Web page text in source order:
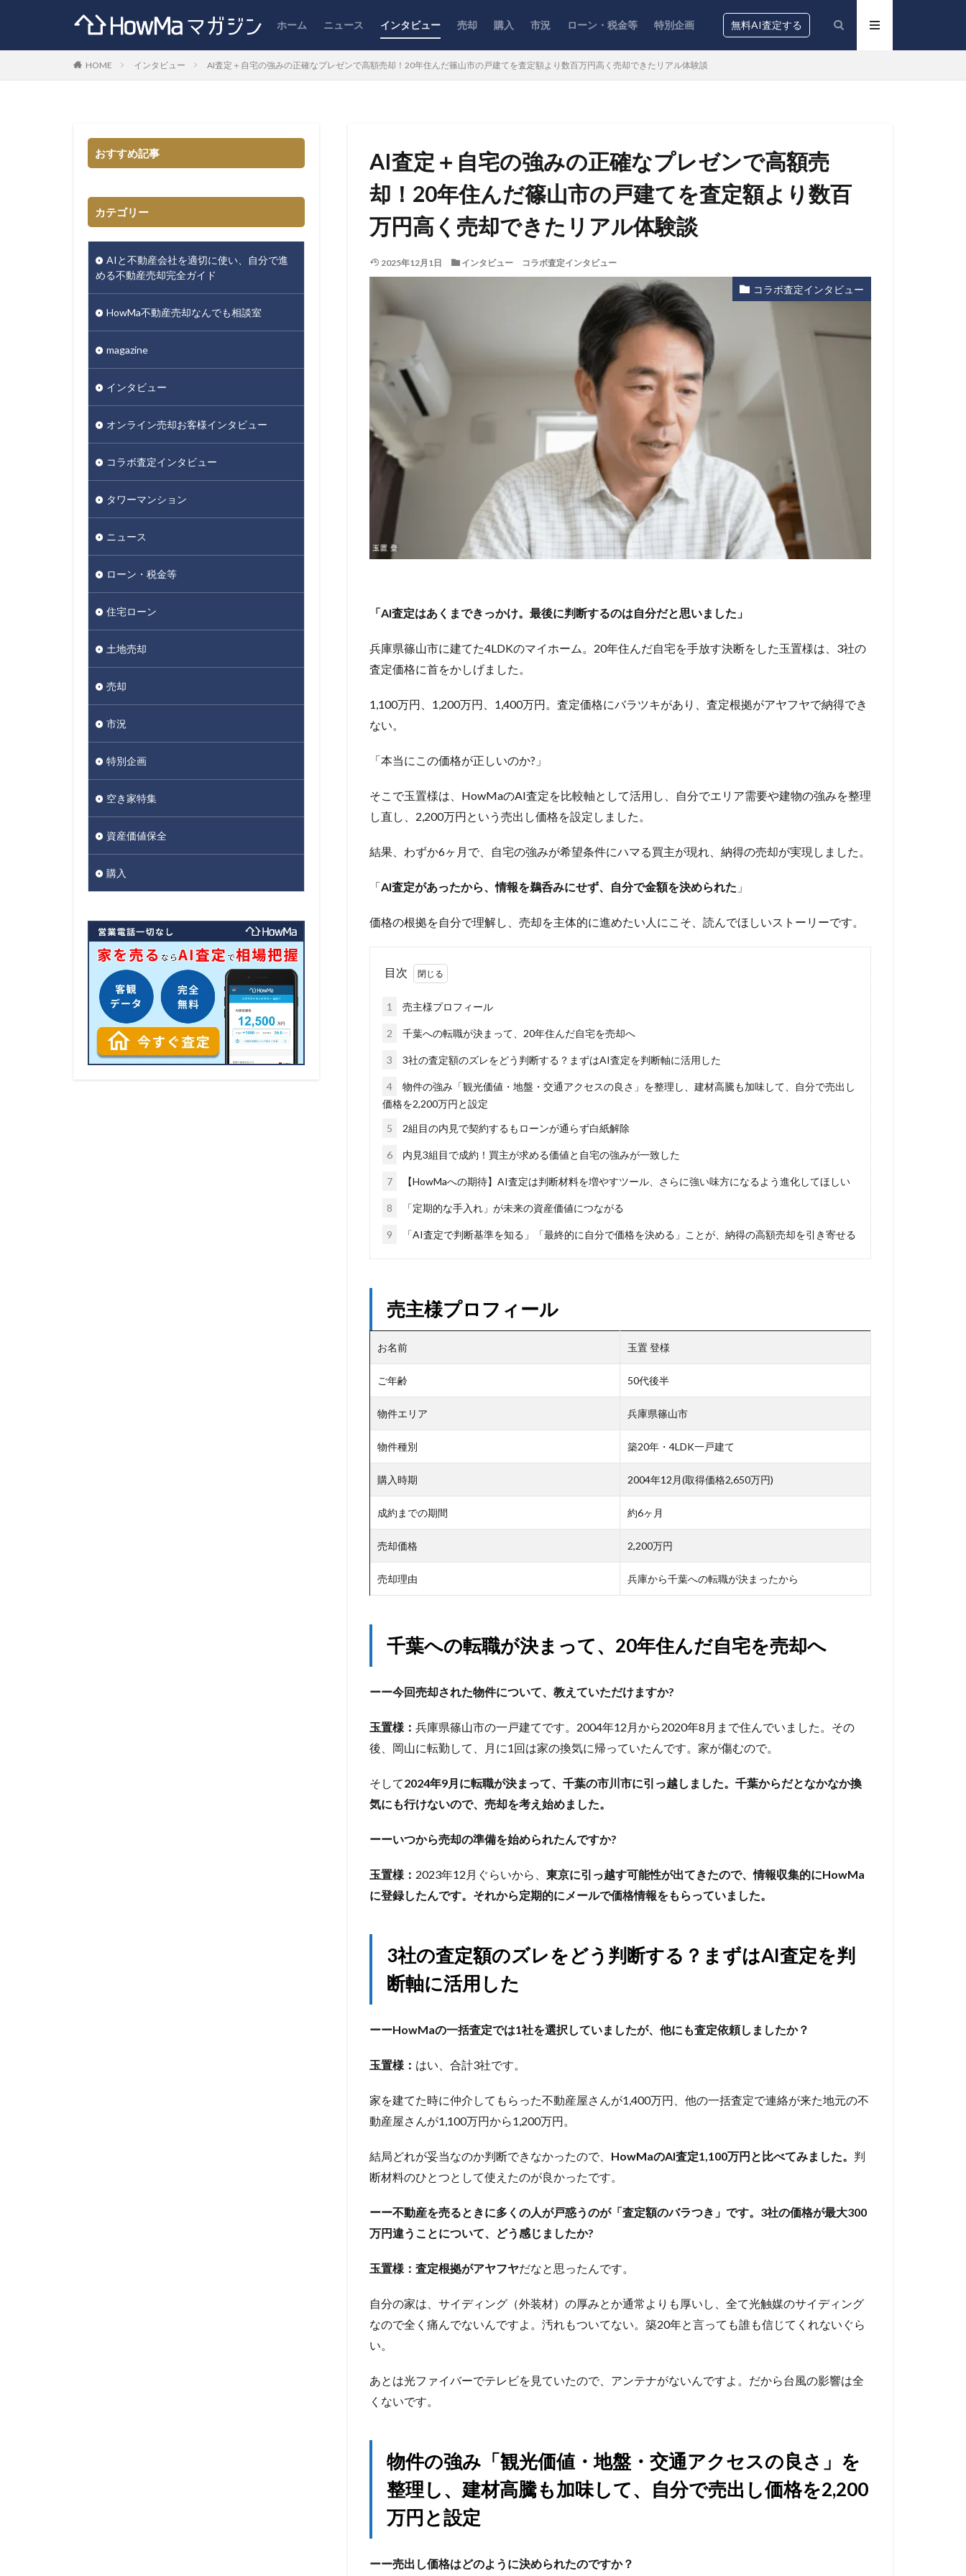
ホーム ニュース インタビュー 売却 購入 市況 ローン・税金等 特別企画 無料AI査定する
HOME インタビュー AI査定＋自宅の強みの正確なプレゼンで高額売却！20年住んだ篠山市の戸建てを査定額より数百万円高く売却できたリアル体験談
AI査定＋自宅の強みの正確なプレゼンで高額売
却！20年住んだ篠山市の戸建てを査定額より数百
万円高く売却できたリアル体験談
2025年12月1日 インタビュー コラボ査定インタビュー
コラボ査定インタビュー
「AI査定はあくまできっかけ。最後に判断するのは自分だと思いました」
兵庫県篠山市に建てた4LDKのマイホーム。20年住んだ自宅を手放す決断をした玉置様は、3社の
査定価格に首をかしげました。
1,100万円、1,200万円、1,400万円。査定価格にバラツキがあり、査定根拠がアヤフヤで納得でき
ない。
「本当にこの価格が正しいのか?」
そこで玉置様は、HowMaのAI査定を比較軸として活用し、自分でエリア需要や建物の強みを整理
し直し、2,200万円という売出し価格を設定しました。
結果、わずか6ヶ月で、自宅の強みが希望条件にハマる買主が現れ、納得の売却が実現しました。
「AI査定があったから、情報を鵜呑みにせず、自分で金額を決められた 」
価格の根拠を自分で理解し、売却を主体的に進めたい人にこそ、読んでほしいストーリーです。
目次
1 売主様プロフィール
2 千葉への転職が決まって、20年住んだ自宅を売却へ
3 3社の査定額のズレをどう判断する？まずはAI査定を判断軸に活用した
4
物件の強み「観光価値・地盤・交通アクセスの良さ」を整理し、建材高騰も加味して、自分で売出し
価格を2,200万円と設定
5
2組目の内見で契約するもローンが通らず白紙解除
6 内見3組目で成約！買主が求める価値と自宅の強みが一致した
7 【HowMaへの期待】AI査定は判断材料を増やすツール、さらに強い味方になるよう進化してほしい
8 「定期的な手入れ」が未来の資産価値につながる
9 「AI査定で判断基準を知る」「最終的に自分で価格を決める」ことが、納得の高額売却を引き寄せる
売主様プロフィール
お名前 玉置 登様
ご年齢 50代後半
物件エリア 兵庫県篠山市
物件種別 築20年・4LDK一戸建て
購入時期 2004年12月(取得価格2,650万円)
成約までの期間 約6ヶ月
売却価格 2,200万円
売却理由 兵庫から千葉への転職が決まったから
千葉への転職が決まって、20年住んだ自宅を売却へ
ーー今回売却された物件について、教えていただけますか?
玉置様： 兵庫県篠山市の一戸建てです。2004年12月から2020年8月まで住んでいました。その
後、岡山に転勤して、月に1回は家の換気に帰っていたんです。家が傷むので。
そして2024年9月に転職が決まって、千葉の市川市に引っ越しました。千葉からだとなかなか換
気にも行けないので、売却を考え始めました。
ーーいつから売却の準備を始められたんですか?
玉置様： 2023年12月ぐらいから、 東京に引っ越す可能性が出てきたので、情報収集的にHowMa
に登録したんです。それから定期的にメールで価格情報をもらっていました。
3社の査定額のズレをどう判断する？まずはAI査定を判
断軸に活用した
ーーHowMaの一括査定では1社を選択していましたが、他にも査定依頼しましたか？
玉置様： はい、合計3社です。
家を建てた時に仲介してもらった不動産屋さんが1,400万円、他の一括査定で連絡が来た地元の不
動産屋さんが1,100万円から1,200万円。
結局どれが妥当なのか判断できなかったので、 HowMaのAI査定1,100万円と比べてみました。 判
断材料のひとつとして使えたのが良かったです。
ーー不動産を売るときに多くの人が戸惑うのが「査定額のバラつき」です。3社の価格が最大300
万円違うことについて、どう感じましたか?
玉置様：査定根拠がアヤフヤだなと思ったんです。
自分の家は、サイディング（外装材）の厚みとか通常よりも厚いし、全て光触媒のサイディング
なので全く痛んでないんですよ。汚れもついてない。築20年と言っても誰も信じてくれないぐら
い。
あとは光ファイバーでテレビを見ていたので、アンテナがないんですよ。だから台風の影響は全
くないです。
物件の強み「観光価値・地盤・交通アクセスの良さ」を
整理し、建材高騰も加味して、自分で売出し価格を2,200
万円と設定
ーー売出し価格はどのように決められたのですか？
おすすめ記事
カテゴリー
AIと不動産会社を適切に使い、自分で進
める不動産売却完全ガイド
HowMa不動産売却なんでも相談室
magazine
インタビュー
オンライン売却お客様インタビュー
コラボ査定インタビュー
タワーマンション
ニュース
ローン・税金等
住宅ローン
土地売却
売却
市況
特別企画
空き家特集
資産価値保全
購入